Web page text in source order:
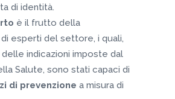
di identità.
è il frutto della
esperti del settore, i quali,
indicazioni imposte dal
Salute, sono stati capaci di
di prevenzione a misura di